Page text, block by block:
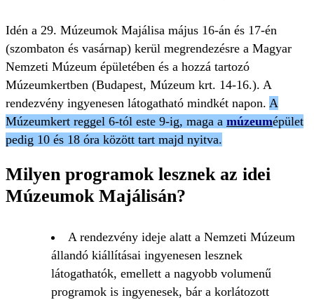
Idén a 29. Múzeumok Majálisa május 16-án és 17-én
(szombaton és vasárnap) kerül megrendezésre a Magyar
Nemzeti Múzeum épületében és a hozzá tartozó
Múzeumkertben (Budapest, Múzeum krt. 14-16.). A
rendezvény ingyenesen látogatható mindkét napon. A
Múzeumkert reggel 6-tól este 9-ig, maga a múzeumépület
pedig 10 és 18 óra között tart majd nyitva.
Milyen programok lesznek az idei
Múzeumok Majálisán?
A rendezvény ideje alatt a Nemzeti Múzeum
állandó kiállításai ingyenesen lesznek
látogathatók, emellett a nagyobb volumenű
programok is ingyenesek, bár a korlátozott